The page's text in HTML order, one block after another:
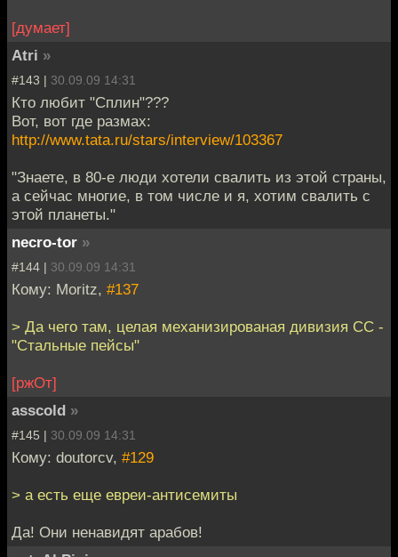
[думает]
Atri »
#143 | 30.09.09 14:31
Кто любит "Сплин"???
Вот, вот где размах:
http://www.tata.ru/stars/interview/103367
"Знаете, в 80-е люди хотели свалить из этой страны,
а сейчас многие, в том числе и я, хотим свалить с
этой планеты."
necro-tor »
#144 | 30.09.09 14:31
Кому: Moritz, #137
> Да чего там, целая механизированая дивизия СС -
"Стальные пейсы"
[ржОт]
asscold »
#145 | 30.09.09 14:31
Кому: doutorcv, #129
> а есть еще евреи-антисемиты
Да! Они ненавидят арабов!